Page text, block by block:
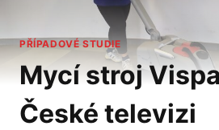
PŘÍPADOVÉ STUDIE
Mycí stroj
České televizi